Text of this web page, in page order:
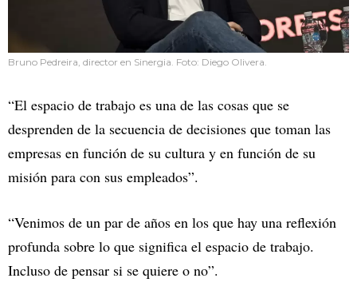
Bruno Pedreira, director en Sinergia. Foto: Diego Olivera.
“El espacio de trabajo es una de las cosas que se
desprenden de la secuencia de decisiones que toman las
empresas en función de su cultura y en función de su
misión para con sus empleados”.
“Venimos de un par de años en los que hay una reflexión
profunda sobre lo que significa el espacio de trabajo.
Incluso de pensar si se quiere o no”.